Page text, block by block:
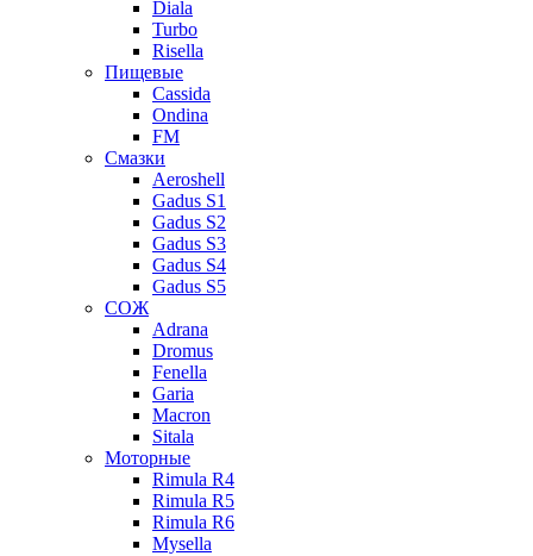
Diala
Turbo
Risella
Пищевые
Cassida
Ondina
FM
Смазки
Aeroshell
Gadus S1
Gadus S2
Gadus S3
Gadus S4
Gadus S5
СОЖ
Adrana
Dromus
Fenella
Garia
Macron
Sitala
Моторные
Rimula R4
Rimula R5
Rimula R6
Mysella